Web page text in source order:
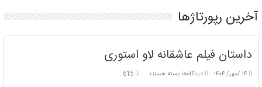
خبری
آخرین رپورتاژها
داستان فیلم عاشقانه لاو استوری
۱۴ /مهر/ ۱۴۰۴ دیدگاه‌هابرای
بسته هستند 615